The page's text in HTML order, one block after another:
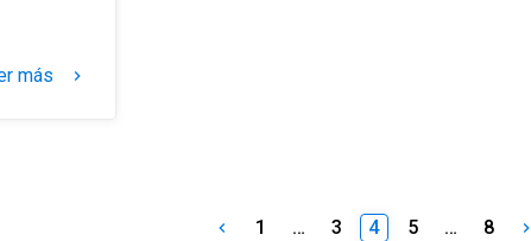
más keyboard_arrow_right
keyboard_arrow_left 1 … 3 4 5 … 8 keyboard_arrow_right